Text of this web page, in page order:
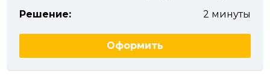
Решение:
2 минуты
Оформить